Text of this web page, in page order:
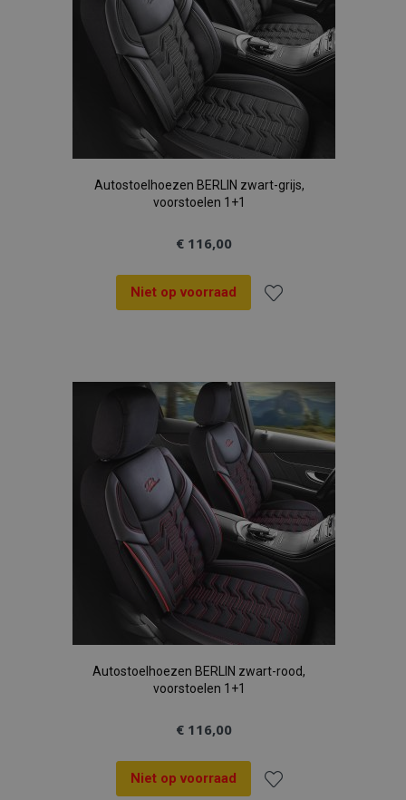
Autostoelhoezen BERLIN zwart-grijs,
voorstoelen 1+1
€ 116,00
Niet op voorraad
aan
verlanglijst
Autostoelhoezen BERLIN zwart-rood,
voorstoelen 1+1
€ 116,00
Niet op voorraad